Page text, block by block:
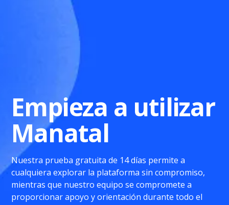
Empieza a utilizar
Manatal
Nuestra prueba gratuita de 14 días permite a
cualquiera explorar la plataforma sin compromiso,
mientras que nuestro equipo se compromete a
proporcionar apoyo y orientación durante todo el